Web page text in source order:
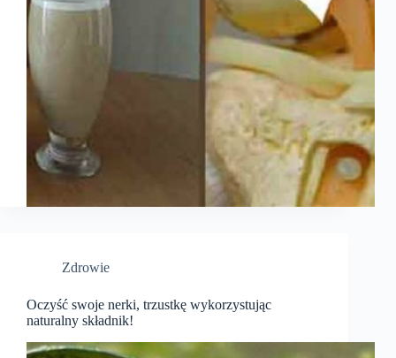
Zdrowie
Oczyść swoje nerki, trzustkę wykorzystując
naturalny składnik!